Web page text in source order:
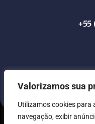
Valorizamos sua
Utilizamos cookies para
navegação, exibir
+55